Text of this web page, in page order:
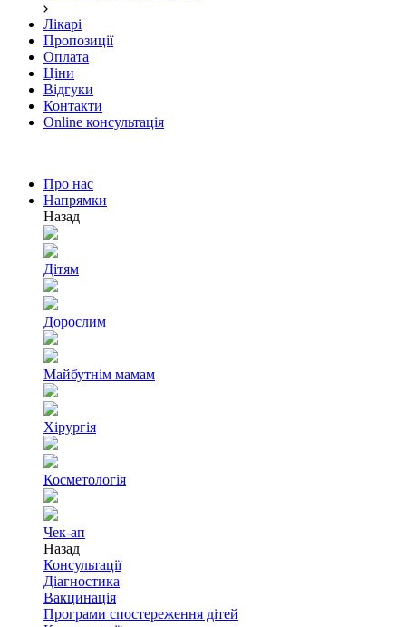
Лікарі
Пропозиції
Оплата
Ціни
Відгуки
Контакти
Online консультація
Про нас
Напрямки
Назад
Дітям
Дорослим
Майбутнім мамам
Хірургія
Косметологія
Чек-ап
Назад
Консультації
Діагностика
Вакцинація
Програми спостереження дітей